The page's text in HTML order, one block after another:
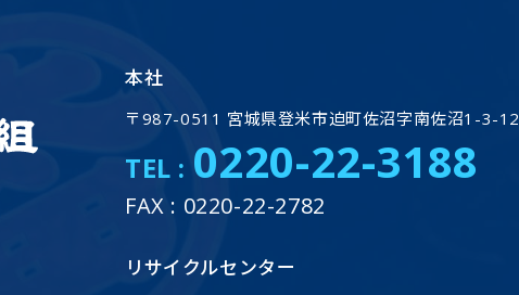
本社
〒987-0511 宮城県登米市迫町佐沼字南佐沼1-3-12
TEL : 0220-22-3188
FAX : 0220-22-2782
リサイクルセンター